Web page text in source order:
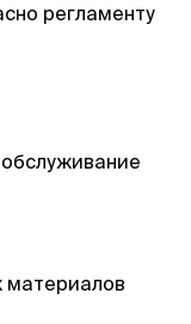
регламенту
материалов